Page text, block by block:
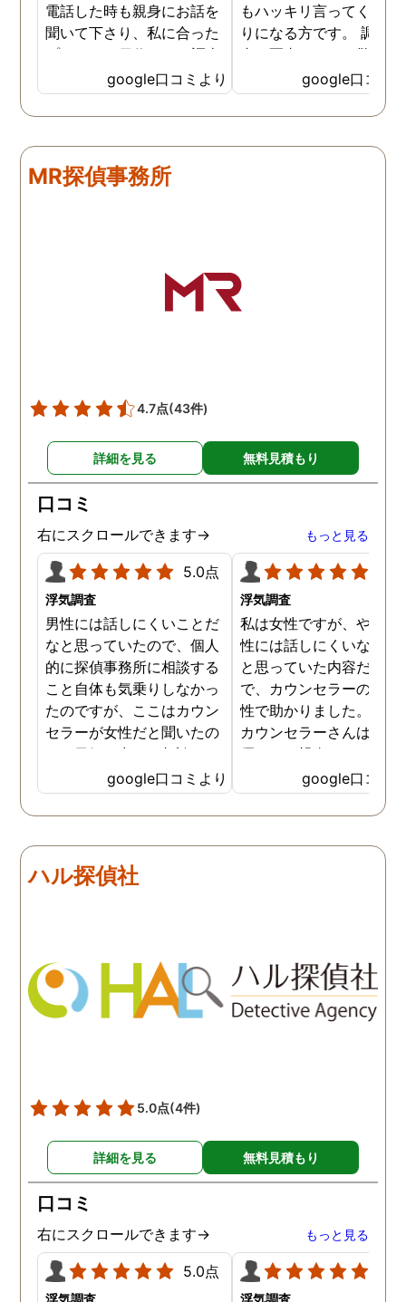
電話した時も親身にお話を
聞いて下さり、私に合った
プランで15日位かけて調査
してもらいました。 噂通り
調査も細かく、こんな所ま
でしっかり撮ってくれたん
拠で旦那と今後の話しが早
く進みそうです。また結果
かり注意してくださる方で
した。本当に感謝してま
す。また分からない事があ
がとうございました！！
google口コミより
もハッキリ言ってくれて
りになる方です。 調査
書の写真もいつも驚かさ
てどうやって撮ったのか
くと面白い話し聞かせて
れますね。 問題がない
google口コミ
MR探偵事務所
4.7点(43件)
詳細を見る 無料見積もり
口コミ
右にスクロールできます→ もっと見る
5.0点
浮気調査
男性には話しにくいことだ
なと思っていたので、個人
的に探偵事務所に相談する
こと自体も気乗りしなかっ
たのですが、ここはカウン
セラーが女性だと聞いたの
で、勇気を出して相談して
みることにしました。感極
まって泣いてしまったり、
感情が表に出すぎてしまう
ださったので安心して悩み
を話せました。他はどうか
た私のケアをしっかりして
くださったおかげで、今は
元気に過ごせています。
google口コミより
浮気調査
私は女性ですが、やはり
性には話しにくいな。。
と思っていた内容だった
で、カウンセラーの方が
性で助かりました。MR
カウンセラーさんはすご
優しくて親身になって話
聞いてくれるので思わず
を流して話してしまいま
た。それほど自分がずっ
した、調査料金は決して
も東京駅前相談室にお願
して良かったと思ってい
す。
google口コミ
ハル探偵社
5.0点(4件)
詳細を見る 無料見積もり
口コミ
右にスクロールできます→ もっと見る
5.0点
浮気調査 浮気調査